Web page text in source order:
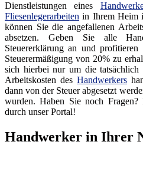
Dienstleistungen eines
Fliesenlegerarbeiten in Ihrem Heim
können Sie die angefallenen
absetzen. Geben Sie alle
Steuererklärung an und
Steuerermäßigung von 20% zu
sich hierbei nur um die
Arbeitskosten des Handwerkers
dann von der Steuer abgesetzt
wurden. Haben Sie noch
durch unser Portal!
Handwerker in Ihrer